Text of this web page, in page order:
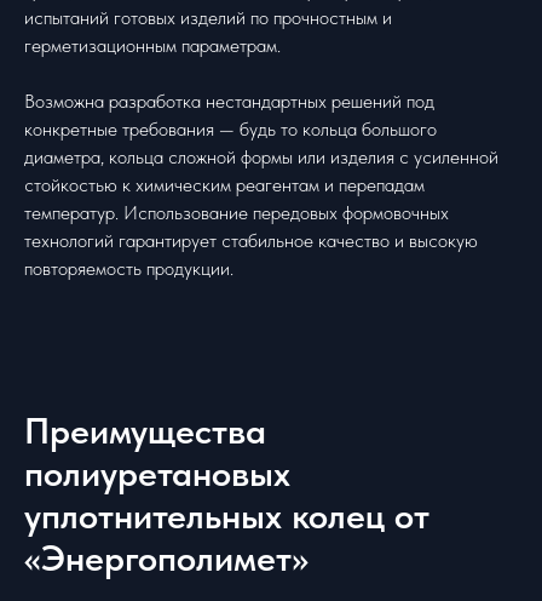
испытаний готовых изделий по прочностным и
герметизационным параметрам.
Возможна разработка нестандартных решений под
конкретные требования — будь то кольца большого
диаметра, кольца сложной формы или изделия с усиленной
стойкостью к химическим реагентам и перепадам
температур. Использование передовых формовочных
технологий гарантирует стабильное качество и высокую
повторяемость продукции.
Преимущества
полиуретановых
уплотнительных колец от
«Энергополимет»